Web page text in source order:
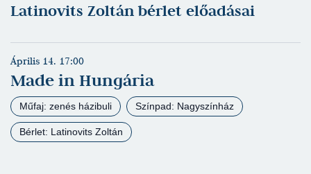
Latinovits Zoltán bérlet előadásai
Április 14. 17:00
Made in Hungária
Műfaj: zenés házibuli Színpad: Nagyszínház
Bérlet: Latinovits Zoltán